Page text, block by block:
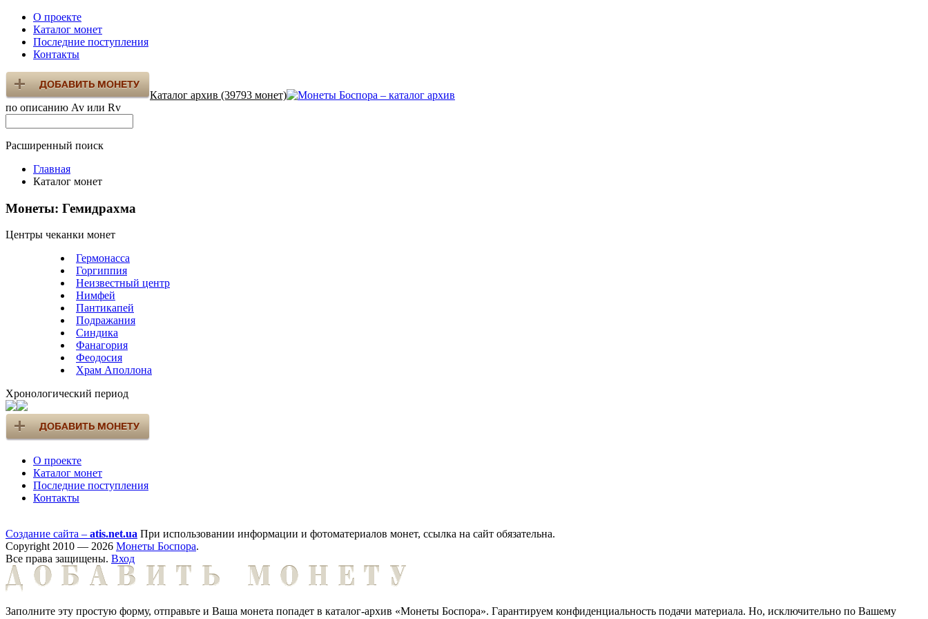
О проекте
Каталог монет
Последние поступления
Контакты
Каталог архив (39793 монет)
по описанию Av или Rv
Расширенный поиск
Главная
Каталог монет
Монеты: Гемидрахма
Центры чеканки монет
Гермонасса
Горгиппия
Неизвестный центр
Нимфей
Пантикапей
Подражания
Синдика
Фанагория
Феодосия
Храм Аполлона
Хронологический период
О проекте
Каталог монет
Последние поступления
Контакты
Создание сайта – atis.net.ua При использовании информации и фотоматериалов монет, ссылка на сайт обязательна.
Copyright 2010 — 2026 Монеты Боспора.
Все права защищены. Вход
Заполните эту простую форму, отправьте и Ваша монета попадет в каталог-архив «Монеты Боспора». Гарантируем конфиденциальность подачи материала. Но, исключительно по Вашему